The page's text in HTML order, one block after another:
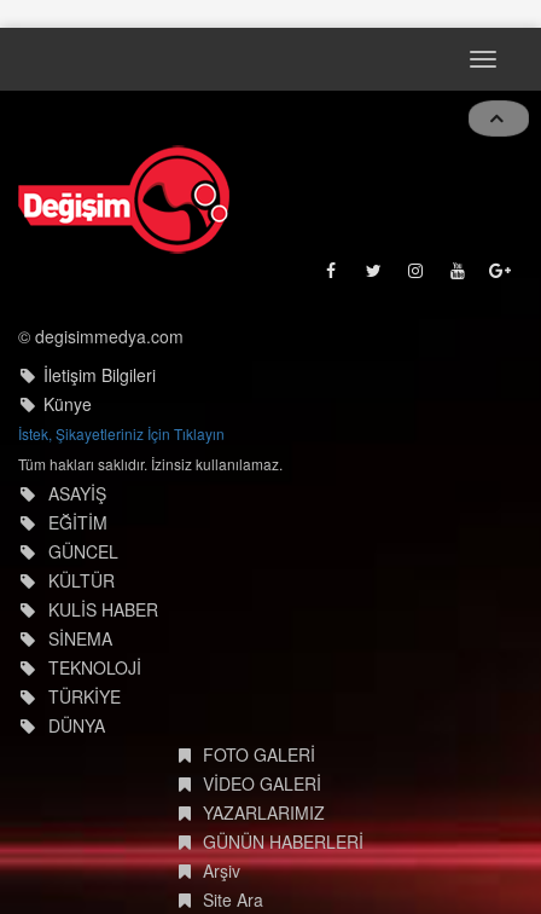
Toggle
© degisimmedya.com
İletişim Bilgileri
Künye
İstek, Şikayetleriniz İçin Tıklayın
Tüm hakları saklıdır. İzinsiz kullanılamaz.
ASAYİŞ
EĞİTİM
GÜNCEL
KÜLTÜR
KULİS HABER
SİNEMA
TEKNOLOJİ
TÜRKİYE
DÜNYA
FOTO GALERİ
VİDEO GALERİ
YAZARLARIMIZ
GÜNÜN HABERLERİ
Arşiv
Site Ara